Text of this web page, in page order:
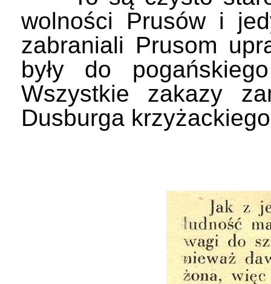
wolności Prusów i
zabraniali Prusom
były do
Wszystkie zakazy
Dusburga